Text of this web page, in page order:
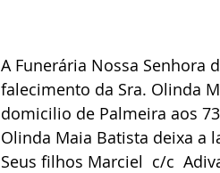
A Funerária Nossa Senhora
falecimento da Sra. Olinda
domicilio de Palmeira aos
Olinda Maia Batista deixa a
Seus filhos Marciel  c/c